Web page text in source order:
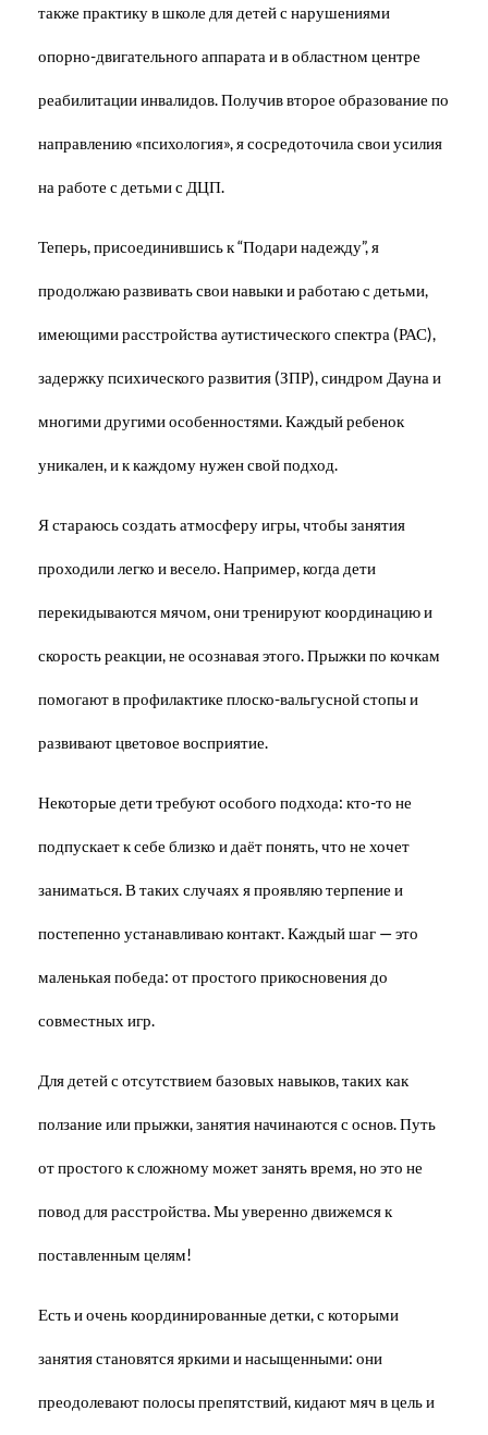
также практику в школе для детей с нарушениями
опорно-двигательного аппарата и в областном центре
реабилитации инвалидов. Получив второе образование по
направлению «психология», я сосредоточила свои усилия
на работе с детьми с ДЦП.
Теперь, присоединившись к “Подари надежду”, я
продолжаю развивать свои навыки и работаю с детьми,
имеющими расстройства аутистического спектра (РАС),
задержку психического развития (ЗПР), синдром Дауна и
многими другими особенностями. Каждый ребенок
уникален, и к каждому нужен свой подход.
Я стараюсь создать атмосферу игры, чтобы занятия
проходили легко и весело. Например, когда дети
перекидываются мячом, они тренируют координацию и
скорость реакции, не осознавая этого. Прыжки по кочкам
помогают в профилактике плоско-вальгусной стопы и
развивают цветовое восприятие.
Некоторые дети требуют особого подхода: кто-то не
подпускает к себе близко и даёт понять, что не хочет
заниматься. В таких случаях я проявляю терпение и
постепенно устанавливаю контакт. Каждый шаг — это
маленькая победа: от простого прикосновения до
совместных игр.
Для детей с отсутствием базовых навыков, таких как
ползание или прыжки, занятия начинаются с основ. Путь
от простого к сложному может занять время, но это не
повод для расстройства. Мы уверенно движемся к
поставленным целям!
Есть и очень координированные детки, с которыми
занятия становятся яркими и насыщенными: они
преодолевают полосы препятствий, кидают мяч в цель и